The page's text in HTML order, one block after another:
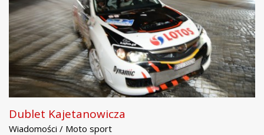
Dublet Kajetanowicza
Wiadomości / Moto sport